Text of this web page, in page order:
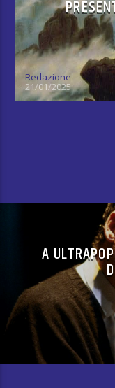
Redazione
21/01/2025
A